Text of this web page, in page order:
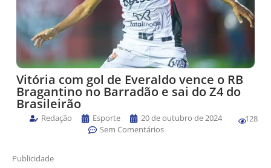
Vitória com gol de Everaldo vence o RB
Bragantino no Barradão e sai do Z4 do
Brasileirão
Redação Esporte
20 de outubro de 2024
Sem Comentários
128
Publicidade